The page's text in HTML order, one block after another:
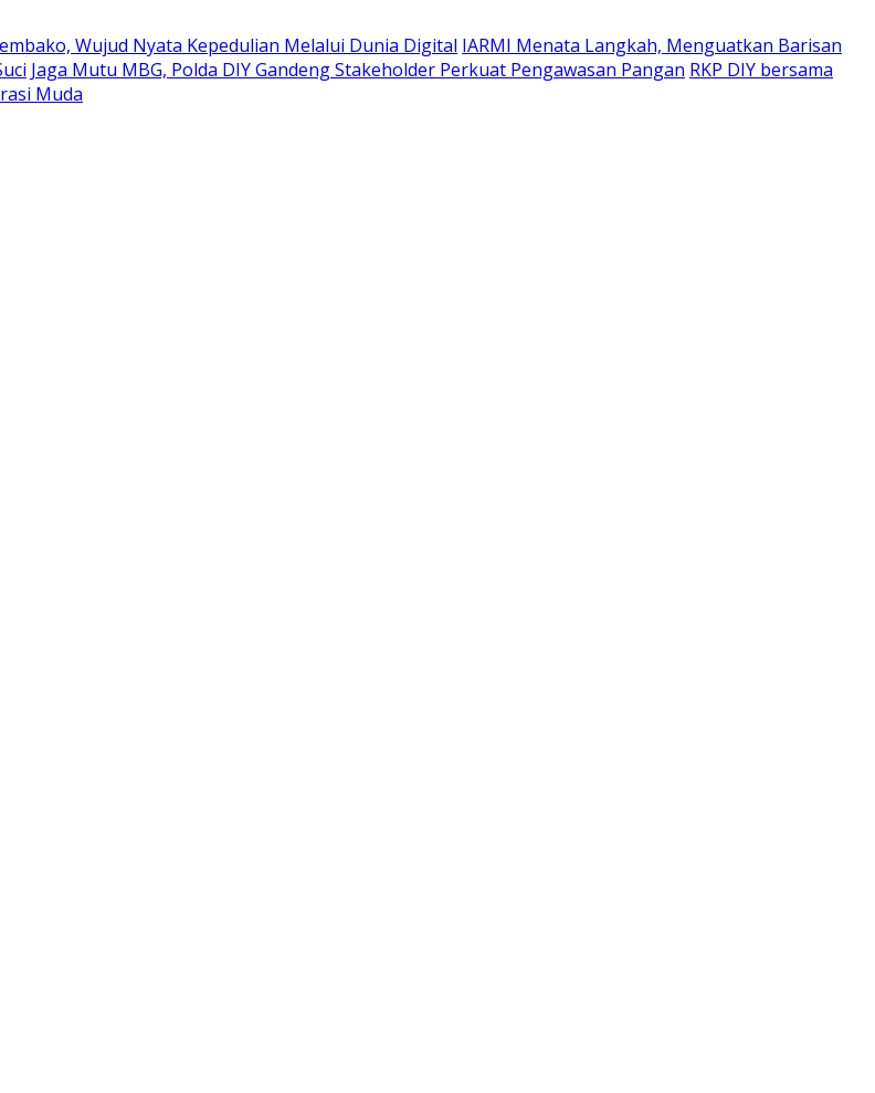
Wujud Nyata Kepedulian Melalui Dunia Digital IARMI Menata Langkah, Menguatkan Barisan
Jaga Mutu MBG, Polda DIY Gandeng Stakeholder Perkuat Pengawasan Pangan RKP DIY bersama
Muda